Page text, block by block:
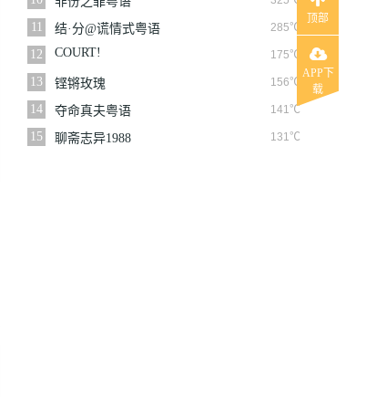
11
285℃
结·分@谎情式粤语
12
175℃
COURT!
13 156℃
铿锵玫瑰
14
141℃
夺命真夫粤语
15
131℃
聊斋志异1988
顶部
APP下
载